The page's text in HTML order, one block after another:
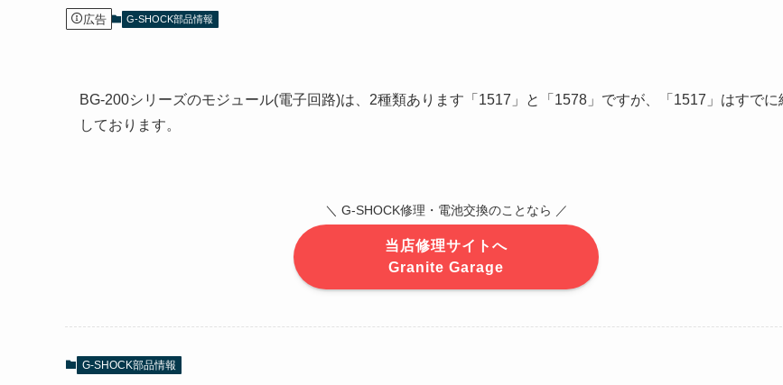
広告 G-SHOCK部品情報
BG-200シリーズのモジュール(電子回路)は、2種類あります「1517」と「1578」ですが、「1517」はすでに
しております。
＼ G-SHOCK修理・電池交換のことなら ／
当店修理サイトへ
Granite Garage
G-SHOCK部品情報